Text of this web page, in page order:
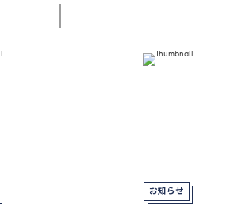
お知らせ